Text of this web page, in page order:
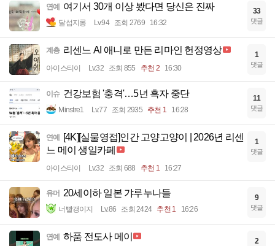
연예 여기서 30개 이상 봤다면 당신은 진짜
달섭지롱 Lv.94 조회 2769 16:32
33
댓글
계층 리센느 AI 애니로 만든 리마인 헌정영상
아이스티이 Lv.32 조회 855 추천 2 16:30
1
댓글
이슈 건강보험 '충격'…5년 흑자 중단
Minstre1 Lv.77 조회 2935 추천 1 16:28
11
댓글
연예 [4K][실물영접]인간 고양고양이 | 2026년 리센
느 메이 생일카페
아이스티이 Lv.32 조회 688 추천 1 16:27
1
댓글
유머 20세이하 일본 갸루누나들
너빨갱이지 Lv.86 조회 2424 추천 1 16:26
9
댓글
연예 하품 전도사 메이 2